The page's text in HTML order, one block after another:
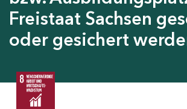
Freistaat Sachsen
oder gesichert